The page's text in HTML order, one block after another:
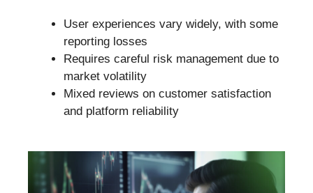
User experiences vary widely, with some
reporting losses
Requires careful risk management due to
market volatility
Mixed reviews on customer satisfaction
and platform reliability